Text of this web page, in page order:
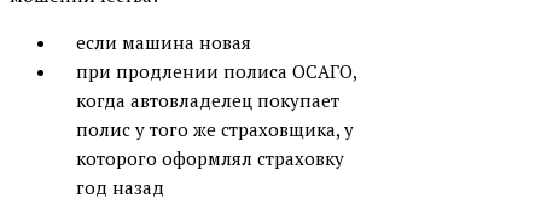
если машина новая
при продлении полиса ОСАГО,
когда автовладелец покупает
полис у того же страховщика, у
которого оформлял страховку
год назад